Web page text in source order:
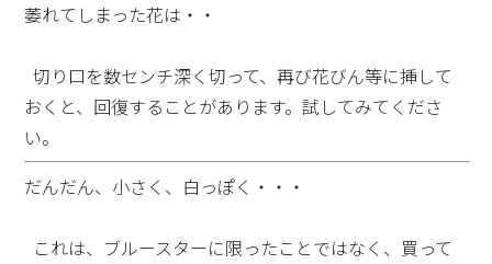
萎れてしまった花は・・
切り口を数センチ深く切って、再び花びん等に挿して
おくと、回復することがあります。試してみてくださ
い。
だんだん、小さく、白っぽく・・・
これは、ブルースターに限ったことではなく、買って